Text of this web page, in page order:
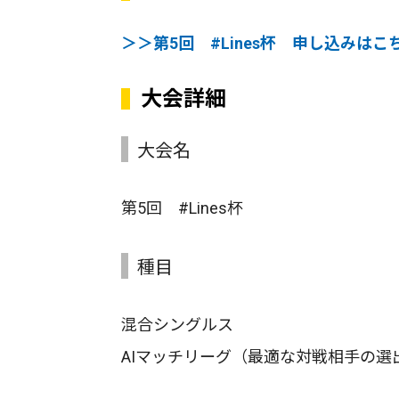
＞＞第5回 #Lines杯 申し込みはこ
大会詳細
大会名
第5回 #Lines杯
種目
混合シングルス
AIマッチリーグ（最適な対戦相手の選